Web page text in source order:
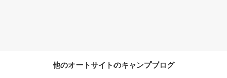
他のオートサイトのキャンプブログ